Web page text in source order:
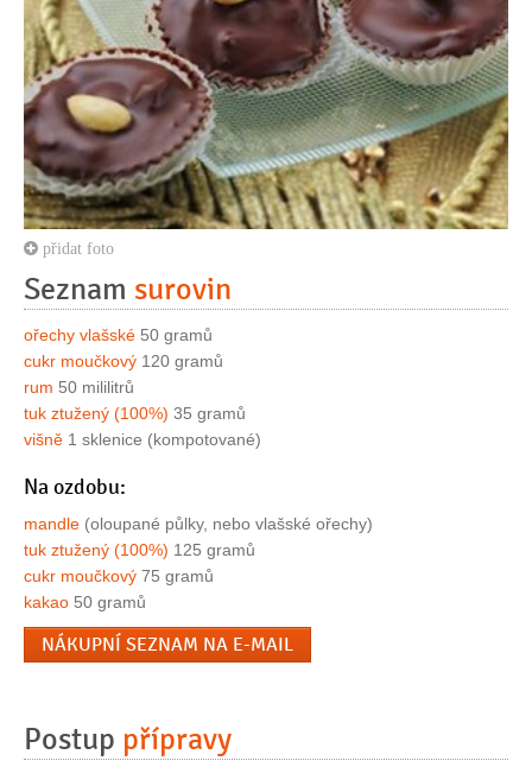
přidat foto
Seznam surovin
ořechy vlašské 50 gramů
cukr moučkový 120 gramů
rum 50 mililitrů
tuk ztužený (100%) 35 gramů
višně 1 sklenice (kompotované)
Na ozdobu:
mandle (oloupané půlky, nebo vlašské ořechy)
tuk ztužený (100%) 125 gramů
cukr moučkový 75 gramů
kakao 50 gramů
NÁKUPNÍ SEZNAM NA E-MAIL
Postup přípravy